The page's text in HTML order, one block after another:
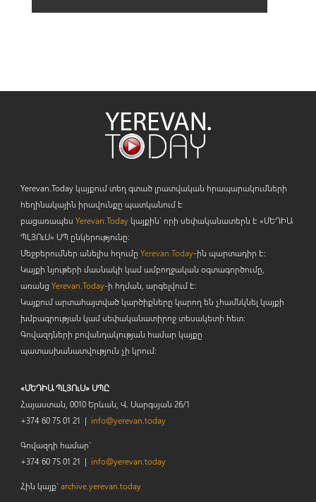
Yerevan.Today կայքում տեղ գտած լրատվական հրապարակումների
հեղինակային իրավունքը պատկանում է
բացառապես Yerevan.Todayկայքին` որի սեփականատերն է «ՄԵԴԻԱ
ՊԼՅՈւՍ» ՍՊ ընկերությունը։
Մեջբերումներ անելիս հղումը Yerevan.Today-ին պարտադիր է:
Կայքի նյութերի մասնակի կամ ամբողջական օգտագործումը,
առանց Yerevan.Today-ի հղման, արգելվում է:
Կայքում արտահայտված կարծիքները կարող են չհամնկնել կայքի
խմբագրության կամ սեփականատիրոջ տեսակետի հետ:
Գովազդների բովանդակության համար կայքը
պատասխանատվություն չի կրում:
«ՄԵԴԻԱ ՊԼՅՈւՍ» ՍՊԸ
Հայաստան, 0010 Երևան, Վ. Սարգսյան 26/1
+374 60 75 01 21 | info@yerevan.today
Գովազդի համար`
+374 60 75 01 21 | info@yerevan.today
Հին կայք`archive.yerevan.today